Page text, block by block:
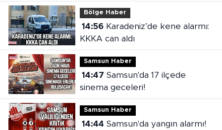
Bölge Haber
14:56Karadeniz’de kene alarmı:
KKKA can aldı
Samsun Haber
14:47
sinema geceleri!
Samsun Haber
14:44